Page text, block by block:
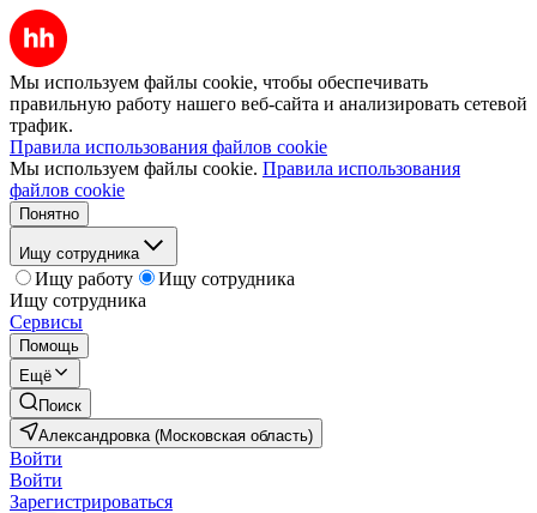
Мы используем файлы cookie, чтобы обеспечивать
правильную работу нашего веб-сайта и анализировать сетевой
трафик.
Правила использования файлов cookie
Мы используем файлы cookie. Правила использования
файлов cookie
Понятно
Ищу сотрудника
Ищу работу
Ищу сотрудника
Ищу сотрудника
Сервисы
Помощь
Ещё
Поиск
Александровка (Московская область)
Войти
Войти
Зарегистрироваться